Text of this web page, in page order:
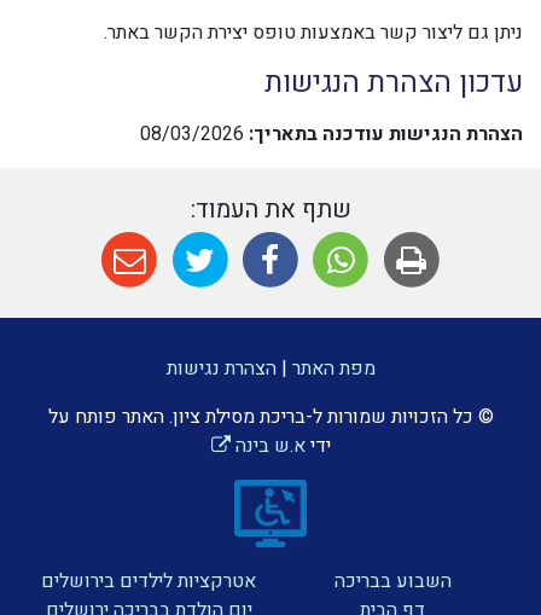
ניתן גם ליצור קשר באמצעות טופס יצירת הקשר באתר.
עדכון הצהרת הנגישות
הצהרת הנגישות עודכנה בתאריך: 08/03/2026
שתף את העמוד:
מפת האתר |הצהרת נגישות
© כל הזכויות שמורות ל-בריכת מסילת ציון. האתר פותח על
ידיא.ש בינה
השבוע בבריכה
אטרקציות לילדים בירושלים